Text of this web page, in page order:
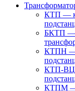
КТП —
БКТП —
КТПН —
КТП-ВЦ
КТПМ —